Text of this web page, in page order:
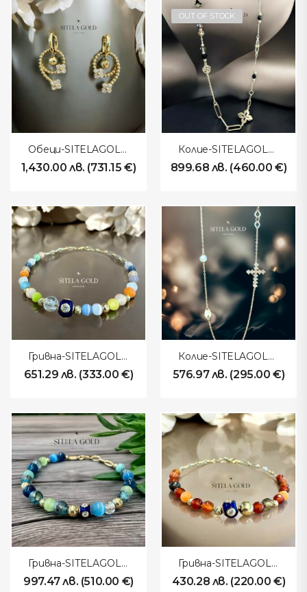
Обеци-SITELAGOLD-260106
1,430.00 лв. (731.15€)
OUT OF STOCK
Колие-SITELAGOLD-260104
899.68 лв. (460.00€)
Гривна-SITELAGOLD-260105
651.29 лв. (333.00€)
Колие-SITELAGOLD-260103
576.97лв. (295.00€)
Гривна-SITELAGOLD-260102
997.47лв. (510.00 €)
Гривна-SITELAGOLD-260101
430.28 лв. (220.00€)